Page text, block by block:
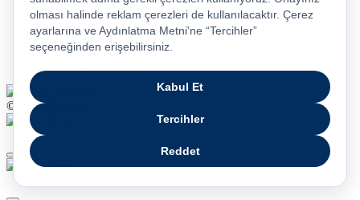
© 2026 Turkcell